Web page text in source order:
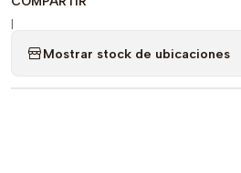
|
Mostrar stock de ubicaciones